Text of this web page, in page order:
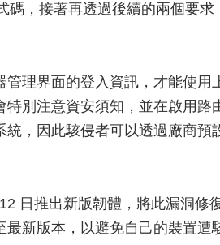
碼，接著再透過後續的兩個要
理界面的登入資訊，才能使用
別注意資安須知，並在啟用路
統，因此駭侵者可以透過廠商
日推出新版韌體，將此漏洞修
新版本，以避免自己的裝置遭